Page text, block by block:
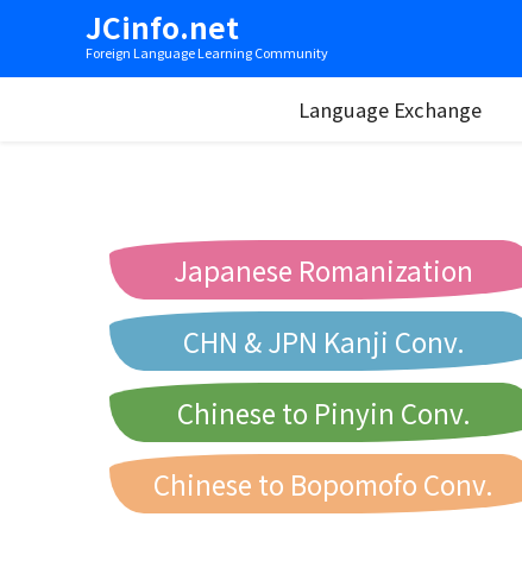
JCinfo.net
Foreign Language Learning Community
Language Exchange
Japanese Romanization
CHN & JPN Kanji Conv.
Chinese to Pinyin Conv.
Chinese to Bopomofo Conv.